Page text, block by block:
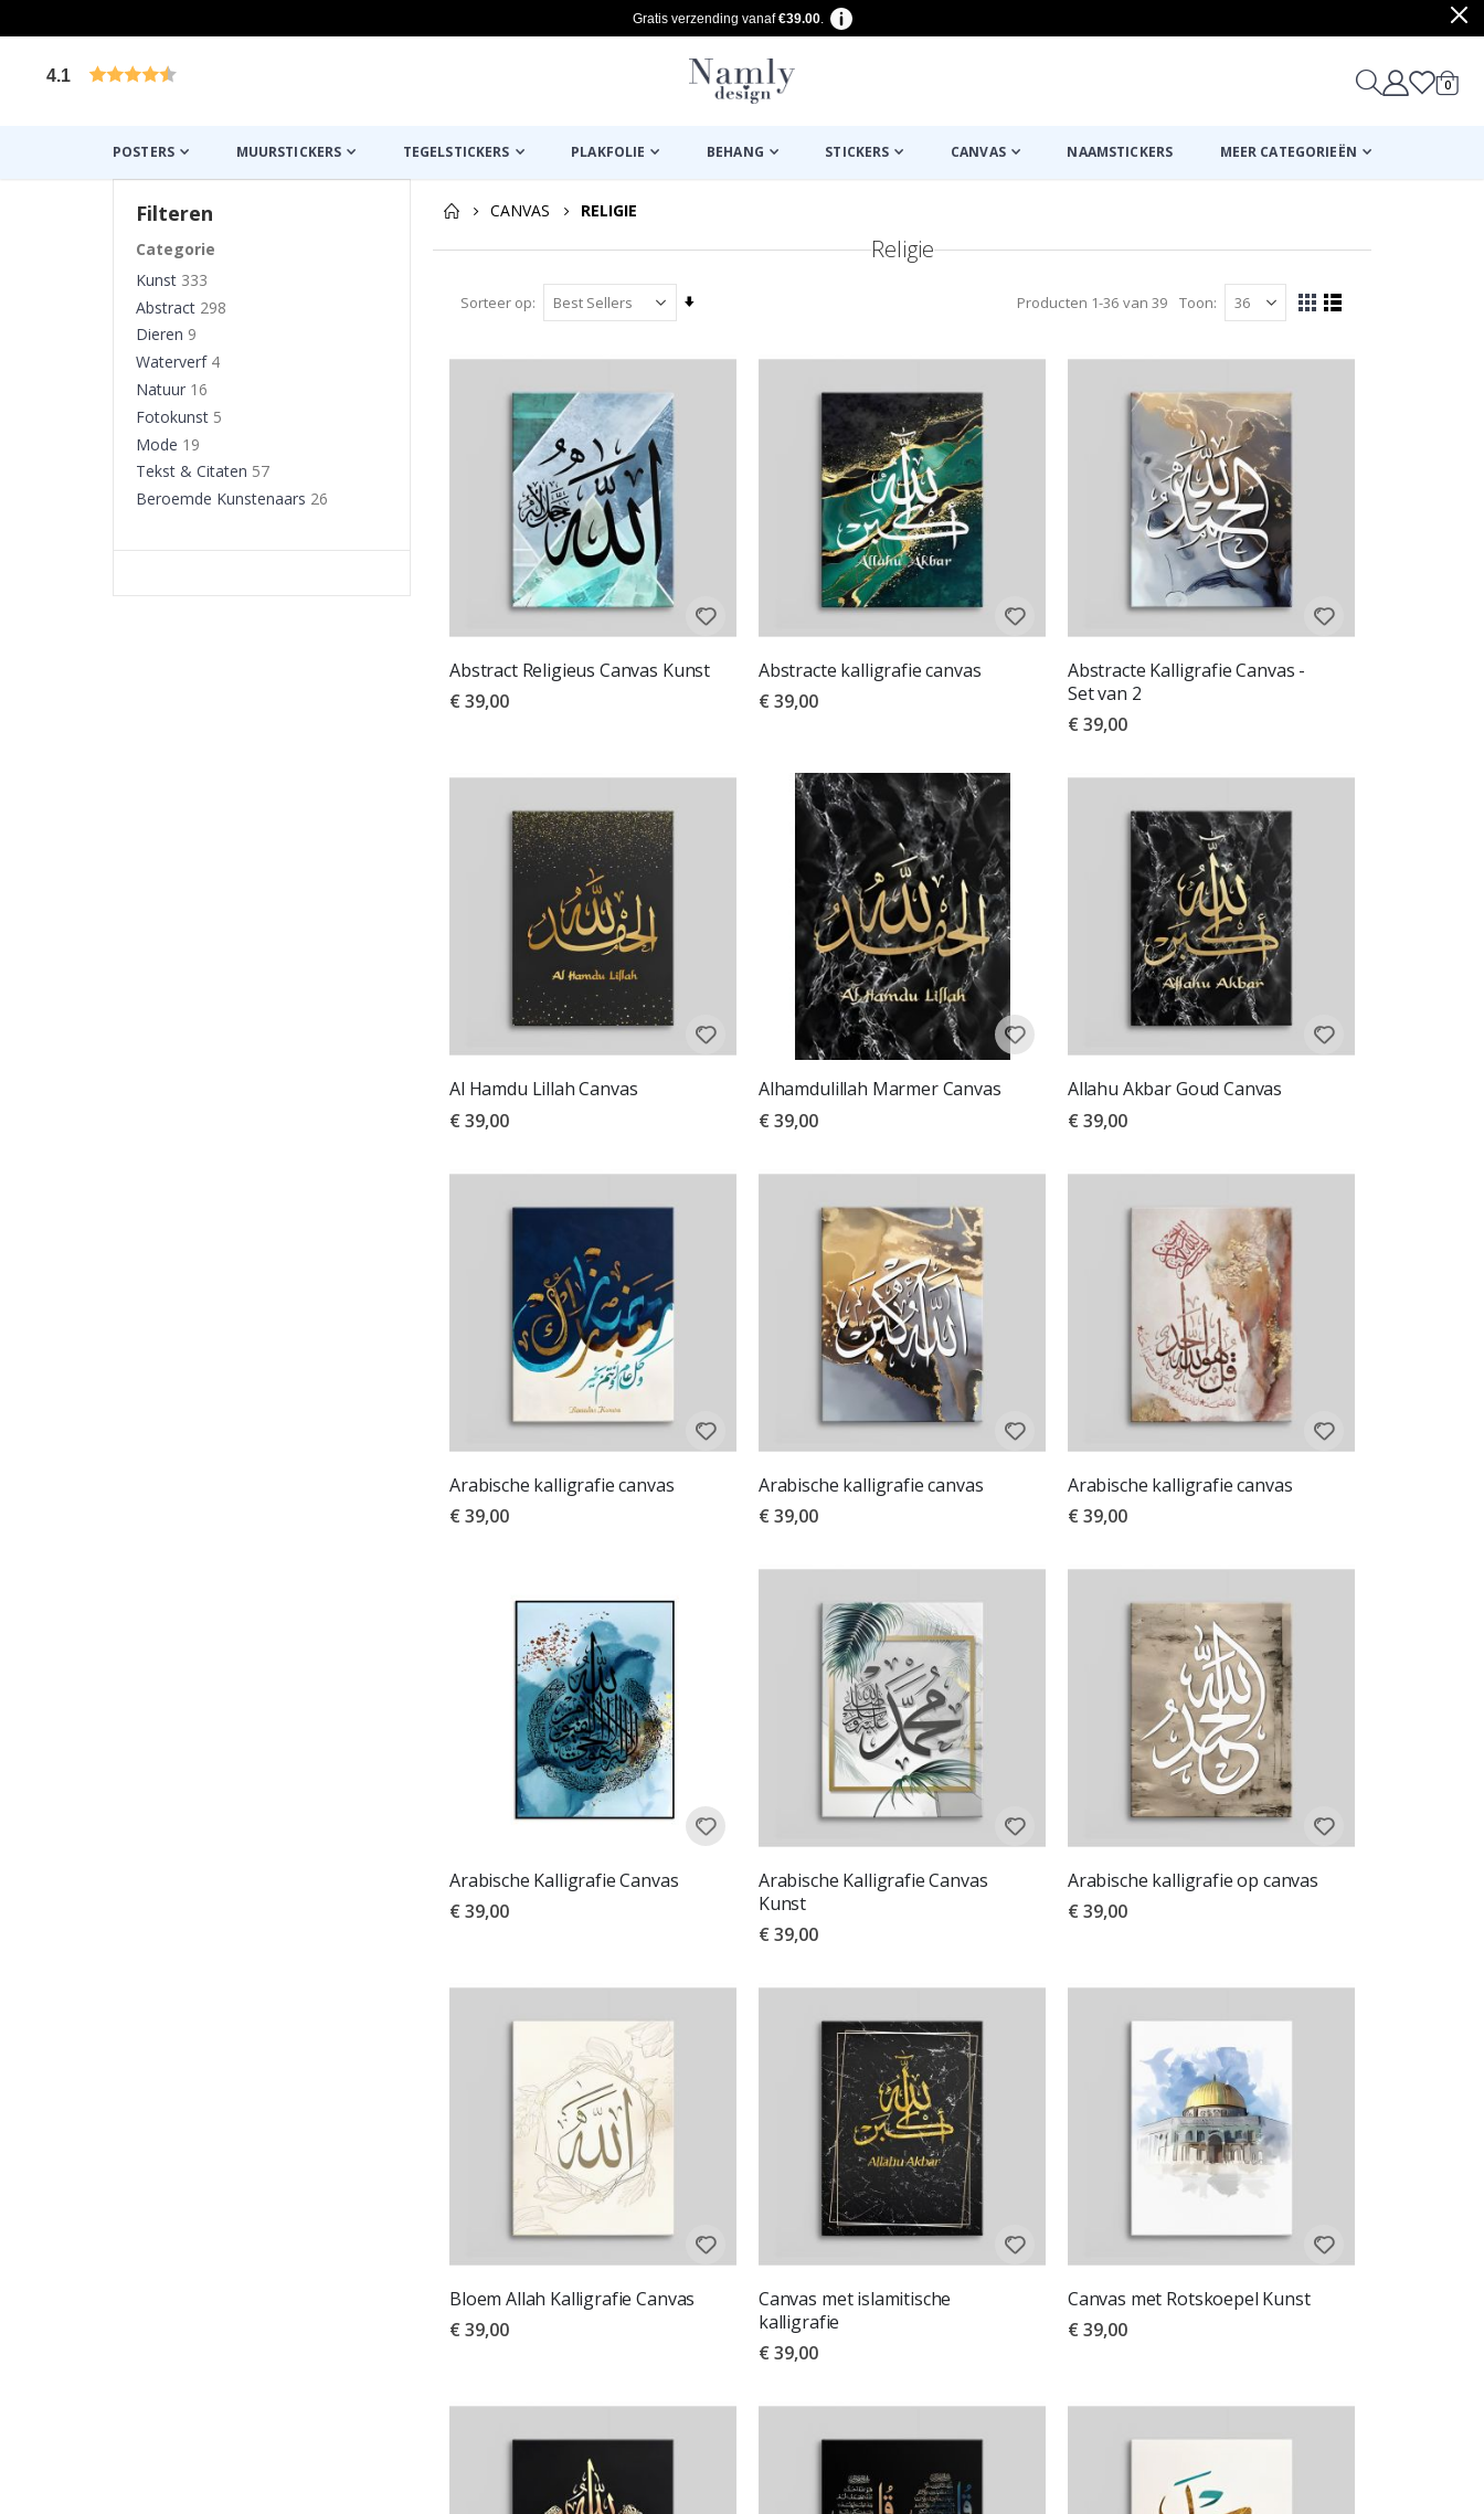
Gratis verzending vanaf€39.00.
4.1 0
POSTERS MUURSTICKERS TEGELSTICKERS PLAKFOLIE BEHANG STICKERS CANVAS NAAMSTICKERS MEER CATEGORIEËN
CANVAS RELIGIE
Religie
Sorteer op
Van
naar
Producten 1-36 van39 Toon
Tonen
Foto-Lijst
Abstract Religieus Canvas Kunst
€ 39,00
Abstracte kalligrafie canvas
€ 39,00
Abstracte Kalligrafie Canvas -
Set van 2
€ 39,00
Al Hamdu Lillah Canvas
€ 39,00
Alhamdulillah Marmer Canvas
€ 39,00
Allahu Akbar Goud Canvas
€ 39,00
Arabische kalligrafie canvas
€ 39,00
Arabische kalligrafie canvas
€ 39,00
Arabische kalligrafie canvas
€ 39,00
Arabische Kalligrafie Canvas
€ 39,00
Arabische Kalligrafie Canvas
Kunst
€ 39,00
Arabische kalligrafie op canvas
€ 39,00
Bloem Allah Kalligrafie Canvas
€ 39,00
Canvas met islamitische
kalligrafie
€ 39,00
Canvas met Rotskoepel Kunst
€ 39,00
Filteren
Categorie
Kunst 333
Abstract 298
Dieren 9
Waterverf 4
Natuur 16
Fotokunst 5
Mode 19
Tekst & Citaten 57
Beroemde Kunstenaars 26